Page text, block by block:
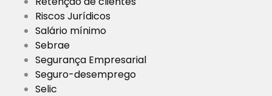
Riscos Jurídicos
Salário mínimo
Sebrae
Segurança Empresarial
Seguro-desemprego
Selic